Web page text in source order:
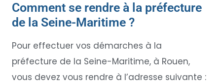
Comment se rendre à la préfecture
de la Seine-Maritime ?
Pour effectuer vos démarches à la
préfecture de la Seine-Maritime, à Rouen,
vous devez vous rendre à l’adresse suivante :